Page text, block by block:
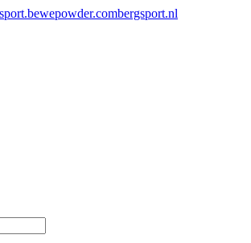
wepowder.combergsport.nl